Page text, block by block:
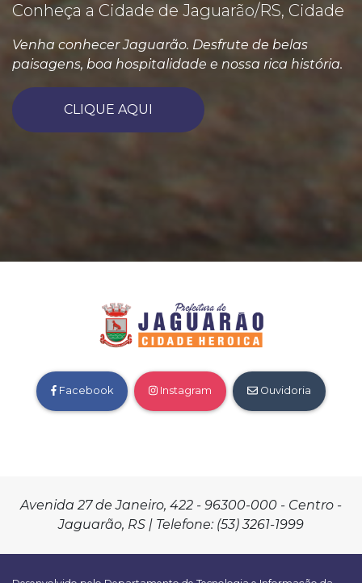
Conheça a Cidade de Jaguarão/RS, Cidade
Venha conhecer Jaguarão. Desfrute de belas
paisagens, boa hospitalidade e nossa rica história.
CLIQUE AQUI
Facebook Instagram Ouvidoria
Avenida 27 de Janeiro, 422 - 96300-000 - Centro -
Jaguarão, RS | Telefone: (53) 3261-1999